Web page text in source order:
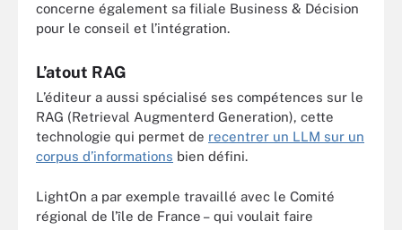
concerne également sa filiale Business & Décision
pour le conseil et l’intégration.
L’atout RAG
L’éditeur a aussi spécialisé ses compétences sur le
RAG (Retrieval Augmenterd Generation), cette
technologie qui permet de recentrer un LLM sur un
corpus d’informations bien défini.
LightOn a par exemple travaillé avec le Comité
régional de l’île de France – qui voulait faire